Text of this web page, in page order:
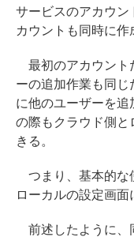
サービスのアカウン
カウントも同時に作
最初のアカウント
ーの追加作業も同じ
に他のユーザーを追
の際もクラウド側と
きる。
つまり、基本的な
ローカルの設定画面
前述したように、